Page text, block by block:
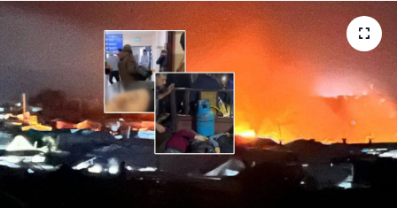
Özel Haberler
Kadın
Erişim Bilgileri
Sağlık